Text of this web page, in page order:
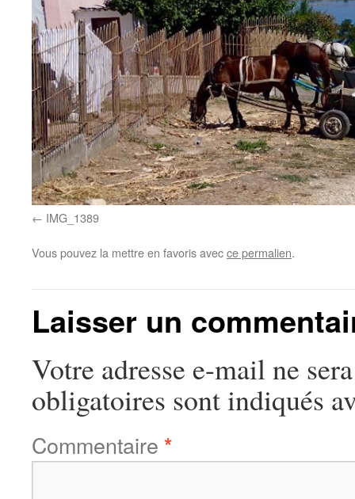
IMG_1389
Vous pouvez la mettre en favoris avecce permalien.
Laisser un
Votre adresse e-mail ne
obligatoires sont indiqués
Commentaire *